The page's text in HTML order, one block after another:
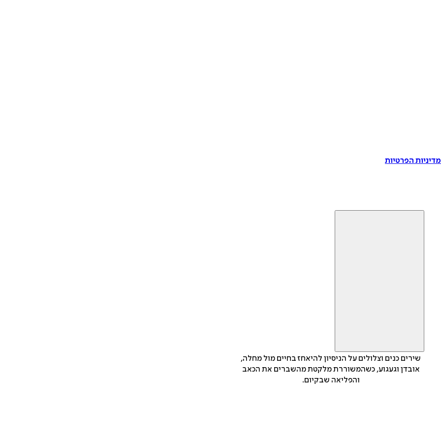
הפרטיות
שירים כנים וצלולים על הניסיון להיאחז בחיים מול מחלה,
אובדן וגעגוע, כשהמשוררת מלקטת מהשברים את הכאב
והפליאה שבקיום.